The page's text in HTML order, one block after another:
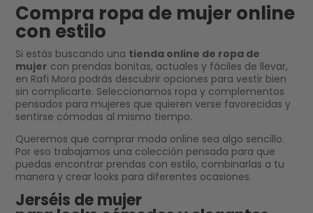
Compra ropa de mujer online
con estilo
Si estás buscando una tienda online de ropa de
mujer con prendas bonitas, actuales y fáciles de llevar,
en Rafi Mora podrás descubrir opciones para vestir bien
sin complicarte. Seleccionamos ropa y complementos
pensados para mujeres que quieren verse favorecidas y
sentirse cómodas al mismo tiempo.
Queremos que comprar moda online sea algo sencillo.
Por eso trabajamos una colección pensada para que
puedas encontrar prendas con estilo, combinarlas a tu
manera y crear looks para diferentes ocasiones.
Jerséis de mujer